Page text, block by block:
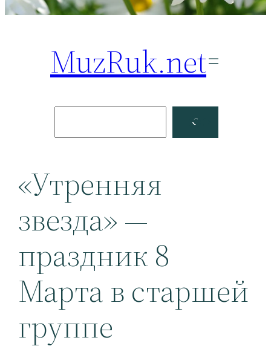
MuzRuk.net
Facebook
«Утренняя
звезда» —
праздник 8
Марта в старшей
группе